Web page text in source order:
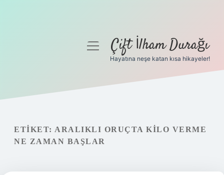
Gizlilik Politikası
Hakkımızda
menüyüÇift İlham Durağı
Hayatına neşe katan kısa hikayeler!
ETIKET: ARALIKLI ORUÇTA KILO VERME
NE ZAMAN BAŞLAR